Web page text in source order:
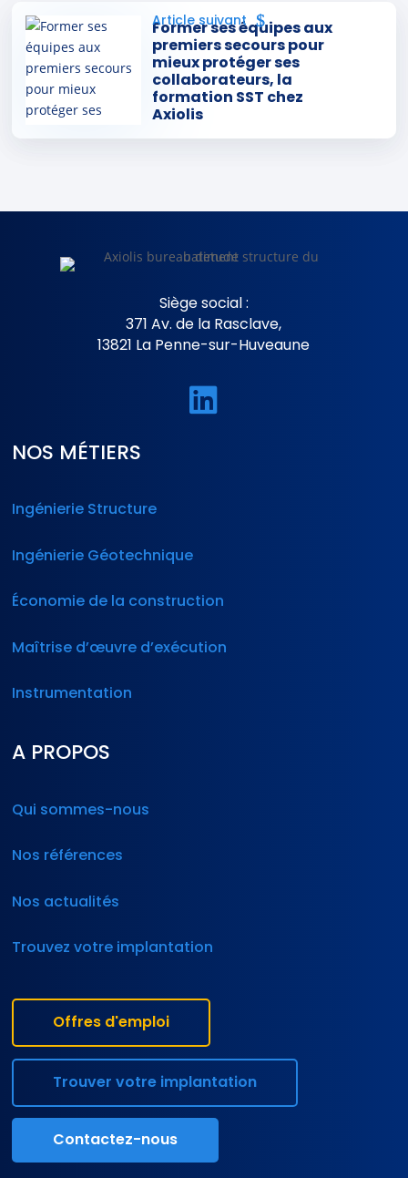
Cohésion d’équipe chez
AXIOLIS : une journée
sportive pour créer du lien
autrement
Former ses équipes aux
premiers secours pour
mieux protéger ses
collaborateurs, la
formation SST chez
Axiolis
Siège social :
371 Av. de la Rasclave,
13821 La Penne-sur-Huveaune

NOS MÉTIERS
Ingénierie Structure
Ingénierie Géotechnique
Économie de la construction
Maîtrise d’œuvre d’exécution
Instrumentation
A PROPOS
Qui sommes-nous
Nos références
Nos actualités
Trouvez votre implantation
Offres d'emploi
Trouver votre implantation
Contactez-nous